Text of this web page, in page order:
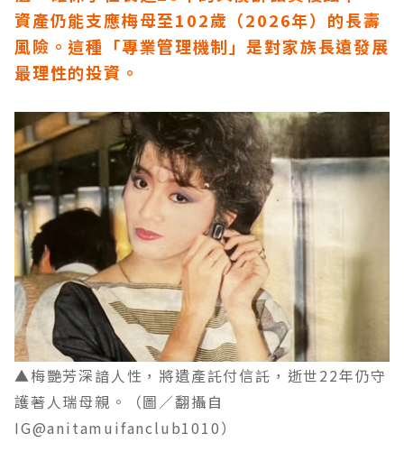
資產仍能支應梅母至102歲（2026年）的長壽
風險。這種「專業管理機制」是對家族長遠發展
最理性的投資。
▲梅艷芳深諳人性，將遺產託付信託，逝世22年仍守
護著人瑞母親。（圖／翻攝自
IG@anitamuifanclub1010）